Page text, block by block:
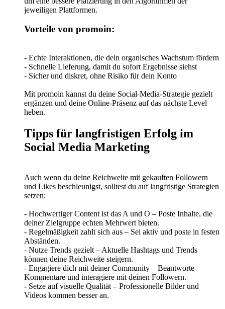
jeweiligen Plattformen.
Vorteile von promoin:
- Echte Interaktionen, die dein organisches Wachstum fördern
- Schnelle Lieferung, damit du sofort Ergebnisse siehst
- Sicher und diskret, ohne Risiko für dein Konto
Mit promoin kannst du deine Social-Media-Strategie gezielt
ergänzen und deine Online-Präsenz auf das nächste Level
heben.
Tipps für langfristigen Erfolg im
Social Media Marketing
Auch wenn du deine Reichweite mit gekauften Followern
und Likes beschleunigst, solltest du auf langfristige Strategien
setzen:
- Hochwertiger Content ist das A und O – Poste Inhalte, die
deiner Zielgruppe echten Mehrwert bieten.
- Regelmäßigkeit zahlt sich aus – Sei aktiv und poste in festen
Abständen.
- Nutze Trends gezielt – Aktuelle Hashtags und Trends
können deine Reichweite steigern.
- Engagiere dich mit deiner Community – Beantworte
Kommentare und interagiere mit deinen Followern.
- Setze auf visuelle Qualität – Professionelle Bilder und
Videos kommen besser an.